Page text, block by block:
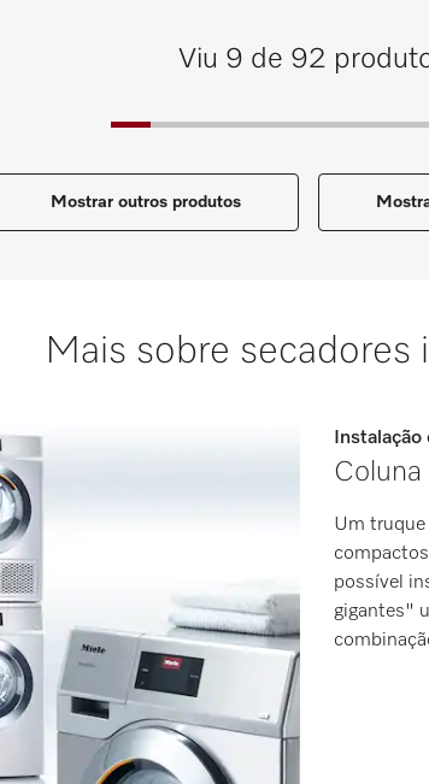
Viu 9 de 92
Mostrar outros produtos
Mais sobre secadores
Coluna
Um truque
possível
gigantes"